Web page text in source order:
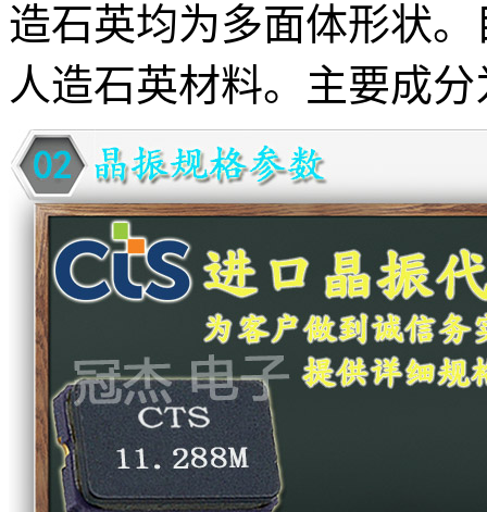
造石英均为多面体形状
人造石英材料。主要成分